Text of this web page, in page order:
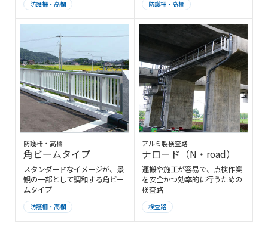
防護柵・高欄 防護柵・高欄
防護柵・高欄
角ビームタイプ
スタンダードなイメージが、景
観の一部として調和する角ビー
ムタイプ
防護柵・高欄
アルミ製検査路
ナロード（N・road）
運搬や施工が容易で、点検作業
を安全かつ効率的に行うための
検査路
検査路